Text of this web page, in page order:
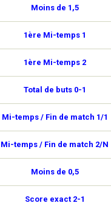
Moins de 1,5
1ère Mi-temps 1
1ère Mi-temps 2
Total de buts 0-1
Mi-temps / Fin de match 1/1
Mi-temps / Fin de match 2/N
Moins de 0,5
Score exact 2-1